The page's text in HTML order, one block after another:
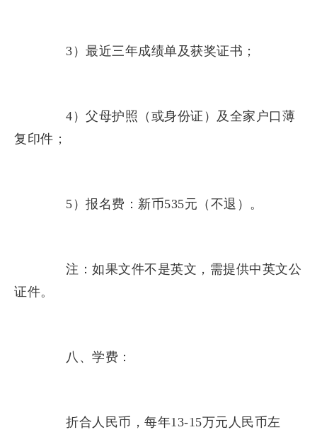
3）最近三年成绩单及获奖证书；
4）父母护照（或身份证）及全家户口薄
复印件；
5）报名费：新币535元（不退）。
注：如果文件不是英文，需提供中英文公
证件。
八、学费：
折合人民币，每年13-15万元人民币左